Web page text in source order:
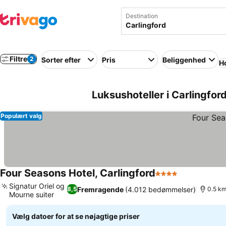
Destination
Filtre 2 Sorter efter Pris Beliggenhed
Luksushoteller i
Populært valg
Four Seasons Hotel, Carlingford4 Stjerner
8,5Fremragende (4.012 bedømmelser)
Signatur Oriel og
Mourne suiter
0.5
Vælg datoer for at se nøjagtige priser